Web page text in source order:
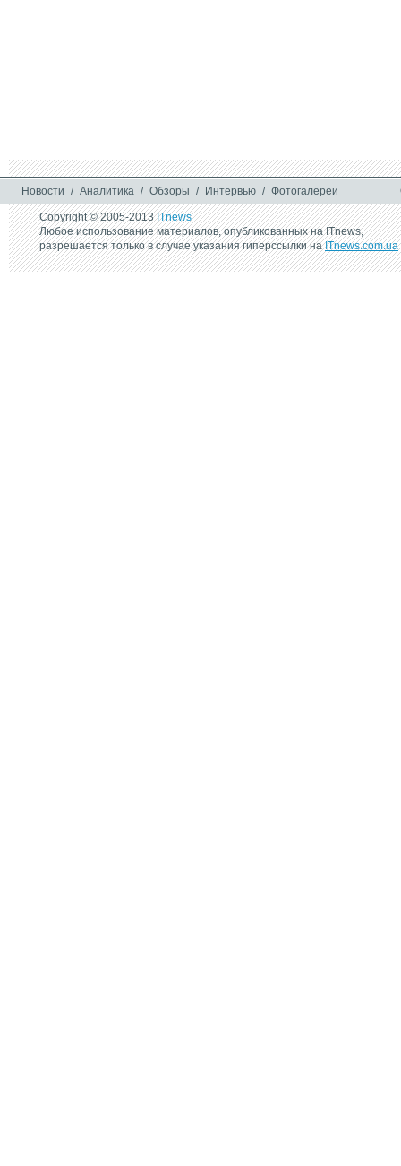
Новости / Аналитика / Обзоры / Интервью / Фотогалереи
Copyright © 2005-2013ITnews
Любое использование материалов, опубликованных на ITnews,
разрешается только в случае указания гиперссылки наITnews.com.ua